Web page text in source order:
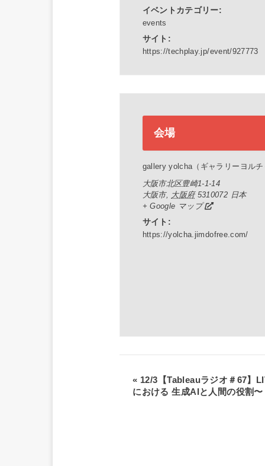
イベントカテゴリー:
events
サイト:
https://techplay.jp/event/927773
会場
gallery yolcha（ギャラリーヨルチ
大阪市北区豊崎1-1-14
大阪市, 大阪府 5310072 日本
+ Google マップ
サイト:
https://yolcha.jimdofree.com/
« 12/3【Tableauラジオ＃67】
における 生成AIと人間の役割